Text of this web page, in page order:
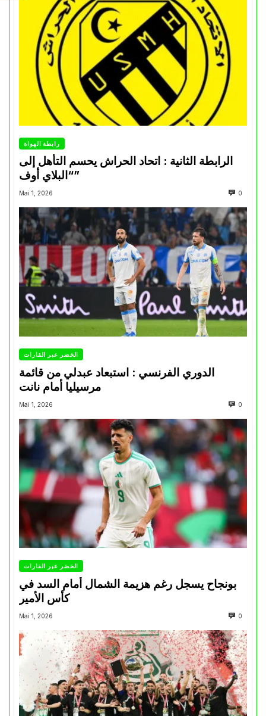
رابطة الهواة
الرابطة الثانية : اتحاد الحراش يحسم التأهل إلى
“البلاي أوف”
Mai 1, 2026 0
الخضر عبر القارات
الدوري الفرنسي : استبعاد عبدلي من قائمة
مرسيليا أمام نانت
Mai 1, 2026 0
الخضر عبر القارات
بونجاح يسجل رغم هزيمة الشمال أمام السد في
كأس الأمير
Mai 1, 2026 0